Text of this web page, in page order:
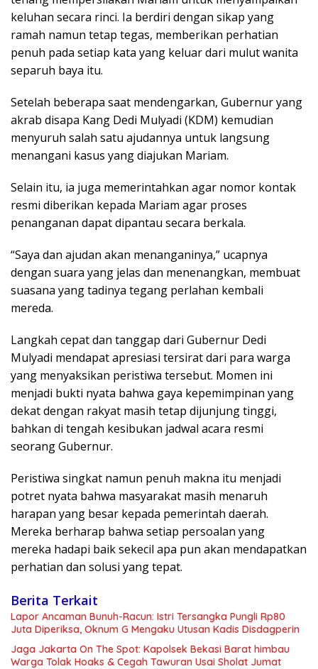
keluhan secara rinci. Ia berdiri dengan sikap yang
ramah namun tetap tegas, memberikan perhatian
penuh pada setiap kata yang keluar dari mulut wanita
separuh baya itu.
Setelah beberapa saat mendengarkan, Gubernur yang
akrab disapa Kang Dedi Mulyadi (KDM) kemudian
menyuruh salah satu ajudannya untuk langsung
menangani kasus yang diajukan Mariam.
Selain itu, ia juga memerintahkan agar nomor kontak
resmi diberikan kepada Mariam agar proses
penanganan dapat dipantau secara berkala.
“Saya dan ajudan akan menanganinya,” ucapnya
dengan suara yang jelas dan menenangkan, membuat
suasana yang tadinya tegang perlahan kembali
mereda.
Langkah cepat dan tanggap dari Gubernur Dedi
Mulyadi mendapat apresiasi tersirat dari para warga
yang menyaksikan peristiwa tersebut. Momen ini
menjadi bukti nyata bahwa gaya kepemimpinan yang
dekat dengan rakyat masih tetap dijunjung tinggi,
bahkan di tengah kesibukan jadwal acara resmi
seorang Gubernur.
Peristiwa singkat namun penuh makna itu menjadi
potret nyata bahwa masyarakat masih menaruh
harapan yang besar kepada pemerintah daerah.
Mereka berharap bahwa setiap persoalan yang
mereka hadapi baik sekecil apa pun akan mendapatkan
perhatian dan solusi yang tepat.
Berita Terkait
Lapor Ancaman Bunuh-Racun: Istri Tersangka Pungli Rp80
Juta Diperiksa, Oknum G Mengaku Utusan Kadis Disdagperin
Jaga Jakarta On The Spot: Kapolsek Bekasi Barat himbau
Warga Tolak Hoaks & Cegah Tawuran Usai Sholat Jumat